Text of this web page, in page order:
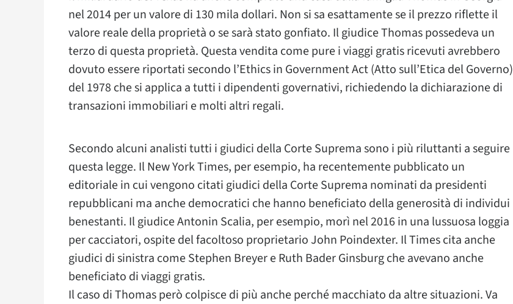
nel 2014 per un valore di 130 mila dollari. Non si sa esattamente se il prezzo riflette il
valore reale della proprietà o se sarà stato gonfiato. Il giudice Thomas possedeva un
terzo di questa proprietà. Questa vendita come pure i viaggi gratis ricevuti avrebbero
dovuto essere riportati secondo l’Ethics in Government Act (Atto sull’Etica del Governo)
del 1978 che si applica a tutti i dipendenti governativi, richiedendo la dichiarazione di
transazioni immobiliari e molti altri regali.
Secondo alcuni analisti tutti i giudici della Corte Suprema sono i più riluttanti a seguire
questa legge. Il New York Times, per esempio, ha recentemente pubblicato un
editoriale in cui vengono citati giudici della Corte Suprema nominati da presidenti
repubblicani ma anche democratici che hanno beneficiato della generosità di individui
benestanti. Il giudice Antonin Scalia, per esempio, morì nel 2016 in una lussuosa loggia
per cacciatori, ospite del facoltoso proprietario John Poindexter. Il Times cita anche
giudici di sinistra come Stephen Breyer e Ruth Bader Ginsburg che avevano anche
beneficiato di viaggi gratis.
Il caso di Thomas però colpisce di più anche perché macchiato da altre situazioni. Va